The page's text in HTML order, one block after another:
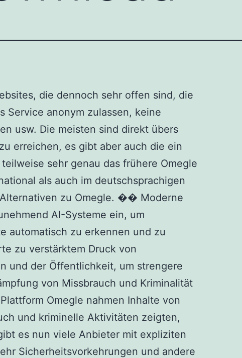
die dennoch sehr offen sind, die
Service anonym zulassen, keine
usw. Die meisten sind direkt übers
erreichen, es gibt aber auch die ein
sehr genau das frühere Omegle
als auch im deutschsprachigen
zu Omegle. �� Moderne
AI-Systeme ein, um
automatisch zu erkennen und zu
zu verstärktem Druck von
und der Öffentlichkeit, um strengere
von Missbrauch und Kriminalität
Omegle nahmen Inhalte von
und kriminelle Aktivitäten zeigten,
es nun viele Anbieter mit expliziten
Sicherheitsvorkehrungen und andere